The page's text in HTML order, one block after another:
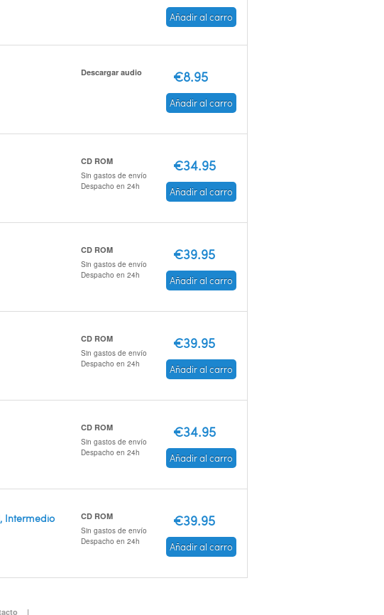
Añadir al carro
Descargar audio €8.95
Añadir al carro
CD ROM
Sin gastos de envío
Despacho en 24h
€34.95
Añadir al carro
CD ROM
Sin gastos de envío
Despacho en 24h
€39.95
Añadir al carro
CD ROM
Sin gastos de envío
Despacho en 24h
€39.95
Añadir al carro
CD ROM
Sin gastos de envío
Despacho en 24h
€34.95
Añadir al carro
Intermedio CD ROM
Sin gastos de envío
Despacho en 24h
€39.95
Añadir al carro
|